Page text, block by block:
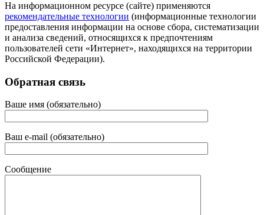
На информационном ресурсе (сайте) применяются
рекомендательные технологии (информационные технологии
предоставления информации на основе сбора, систематизации
и анализа сведений, относящихся к предпочтениям
пользователей сети «Интернет», находящихся на территории
Российской Федерации).
Обратная связь
Ваше имя (обязательно)
Ваш e-mail (обязательно)
Сообщение